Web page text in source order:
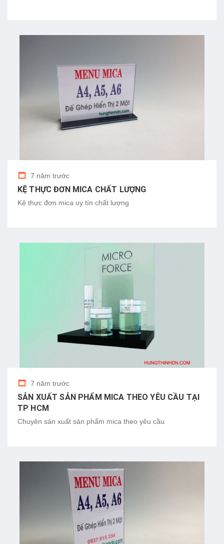
7 năm trước
KỆ THỰC ĐƠN MICA CHẤT LƯỢNG
Kệ thực đơn mica uy tín chất lượng
7 năm trước
SẢN XUẤT SẢN PHẨM MICA THEO YÊU CẦU TẠI
TP HCM
Chuyên sản xuất sản phẩm mica theo yêu cầu